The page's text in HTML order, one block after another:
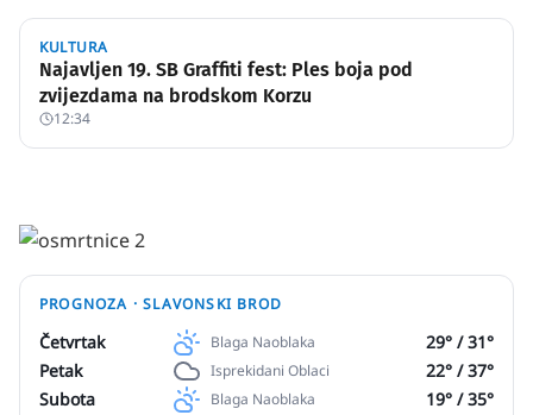
KULTURA
Najavljen 19. SB Graffiti fest: Ples boja pod
zvijezdama na brodskom Korzu
12:34
PROGNOZA ·SLAVONSKI BROD
Četvrtak Blaga Naoblaka 29° /31°
Petak
Isprekidani Oblaci 22° /37°
Subota
Blaga Naoblaka 19° /35°